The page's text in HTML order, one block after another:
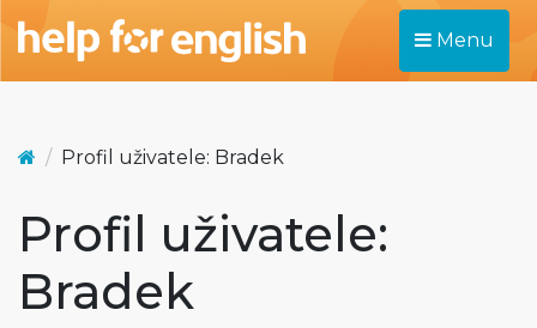
Menu
Profil uživatele: Bradek
Profil uživatele:
Bradek